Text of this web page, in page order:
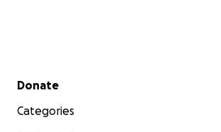
Secondary menu
Donate
Categories